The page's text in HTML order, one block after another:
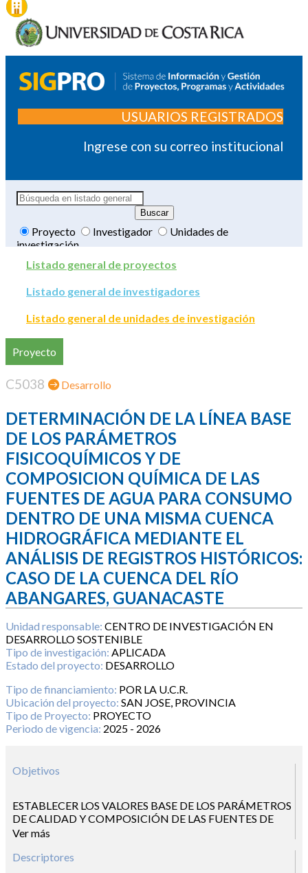
USUARIOS REGISTRADOS
Ingrese con su correo institucional
Proyecto Investigador
Unidades de
investigación
Listado general de proyectos
Listado general de investigadores
Listado general de unidades de investigación
Proyecto
C5038 Desarrollo
DETERMINACIÓN DE LA LÍNEA BASE
DE LOS PARÁMETROS
FISICOQUÍMICOS Y DE
COMPOSICION QUÍMICA DE LAS
FUENTES DE AGUA PARA CONSUMO
DENTRO DE UNA MISMA CUENCA
HIDROGRÁFICA MEDIANTE EL
ANÁLISIS DE REGISTROS HISTÓRICOS:
CASO DE LA CUENCA DEL RÍO
ABANGARES, GUANACASTE
Unidad responsable: CENTRO DE INVESTIGACIÓN EN
DESARROLLO SOSTENIBLE
Tipo de investigación: APLICADA
Estado del proyecto: DESARROLLO
Tipo de financiamiento: POR LA U.C.R.
Ubicación del proyecto: SAN JOSE, PROVINCIA
Tipo de Proyecto: PROYECTO
Periodo de vigencia: 2025 - 2026
Objetivos
ESTABLECER LOS VALORES BASE DE LOS PARÁMETROS
DE CALIDAD Y COMPOSICIÓN DE LAS FUENTES DE
AGUA QUE BASTECEN A LOS ACUEDUCTOS DE LA
CONTEXTO GEOLÓGICO, METEOROLÓGICO Y USO DE
Ver más
Descriptores